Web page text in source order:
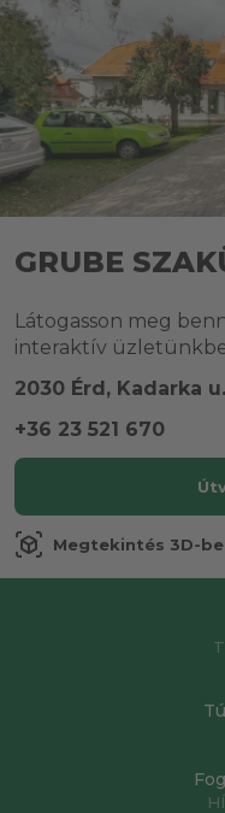
GRUBE
Látogasson meg
interaktív
2030 Érd, Kadarka
+36 23 521 670
view_in_ar Megtekintés 3D-